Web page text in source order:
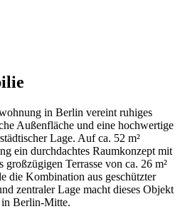
in Berlin vereint ruhiges
Außenfläche und eine hochwertige
Lage. Auf ca. 52 m²
ein durchdachtes Raumkonzept mit
großzügigen Terrasse von ca. 26 m²
die Kombination aus geschützter
zentraler Lage macht dieses Objekt
in Berlin-Mitte.